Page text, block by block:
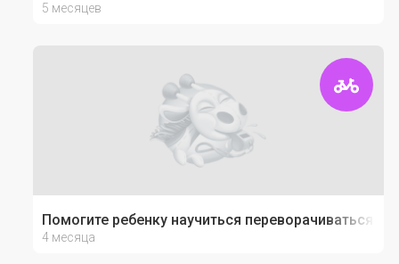
5 месяцев
Помогите ребенку научиться переворачиваться
4 месяца